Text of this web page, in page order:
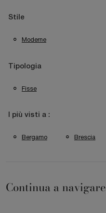
Stile
Moderne
Tipologia
Fisse
I più visti a :
Bergamo Brescia
Continua a navigare